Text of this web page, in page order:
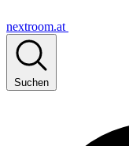
nextroom.at
Suchen